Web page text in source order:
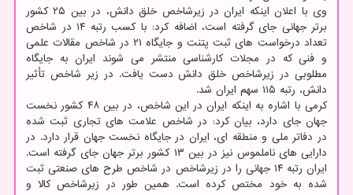
وی با اعلان اینکه ایران در زیرشاخص خلق دانش، در بین ۲۵ کشور
برتر جهانی جای گرفته است، اضافه کرد: با کسب رتبه ۱۴ در شاخص
تعداد درخواست های ثبت پتنت و جایگاه ۲۱ در شاخص مقالات علمی
و فنی که در مجلات کارشناسی منتشر می شوند ایران به جایگاه
مطلوبی در زیرشاخص خلق دانش دست یافت. در زیر شاخص تأثیر
دانش، رتبه ۱۱۵ سهم ایران شد.
کرمی با اشاره به اینکه ایران در این شاخص، در بین ۴۸ کشور نخست
جهان جای دارد، بیان کرد: در شاخص علامت های تجاری ثبت شده
در دفاتر ملی و منطقه ای، ایران در جایگاه نخست جهان قرار دارد. در
دارایی های ناملموس نیز در بین ۱۳ کشور برتر جهان جای گرفته است.
ایران رتبه ۱۴ جهانی را در زیرشاخص در شاخص طرح های صنعتی ثبت
شده به خود مختص کرده است. همین طور در زیرشاخص کالا و